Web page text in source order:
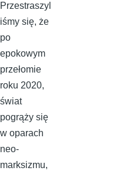
Przestraszyl
iśmy się, że
po
epokowym
przełomie
roku 2020,
świat
pogrąży się
w oparach
neo-
marksizmu,